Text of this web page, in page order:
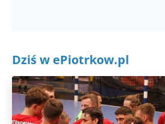
Dziś w ePiotrkow.pl